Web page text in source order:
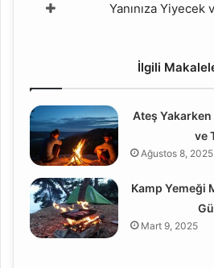
Yanınıza Yiyecek
İlgili
Ateş Yakarken
ve
Ağustos 8, 2025
Kamp Yemeği
Mart 9, 2025